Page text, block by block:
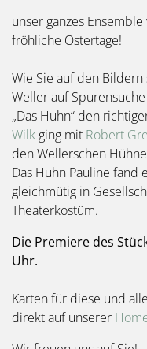
unser ganzes
fröhliche Ostertage!
Wie Sie auf den
Weller auf
„Das Huhn“ den
Wilkging mit Robert
den Wellerschen
Das Huhn Pauline fand
gleichmütig in
Theaterkostüm.
Die Premiere des
Uhr.
Karten für diese und
direkt auf unserer